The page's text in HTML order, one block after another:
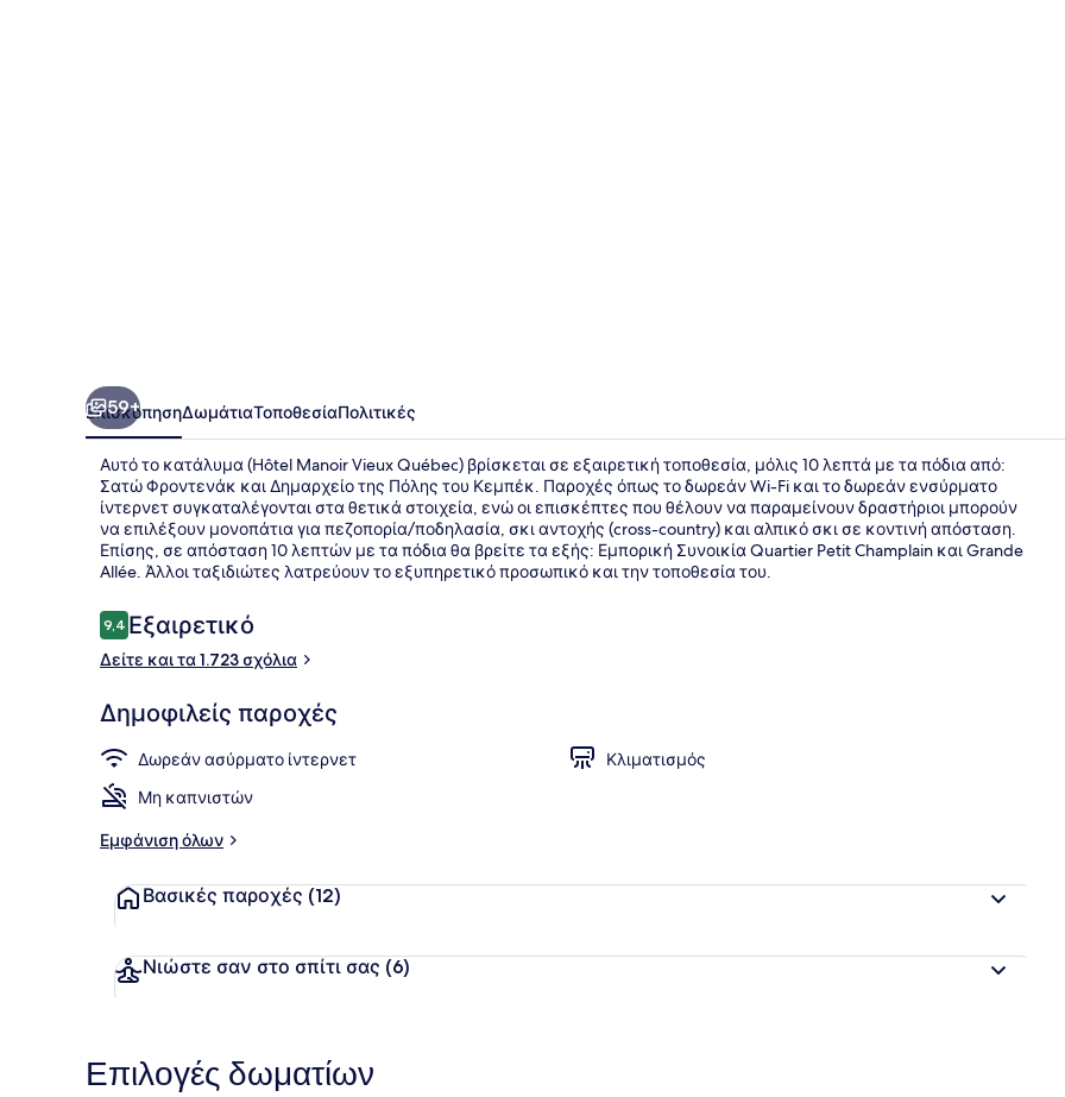
Σπα
59+
ΕπισκόπησηΔωμάτιαΤοποθεσίαΠολιτικές
Αυτό το κατάλυμα (Hôtel Manoir Vieux Québec) βρίσκεται σε εξαιρετική τοποθεσία, μόλις 10 λεπτά με τα πόδια από:
Σατώ Φροντενάκ και Δημαρχείο της Πόλης του Κεμπέκ. Παροχές όπως το δωρεάν Wi-Fi και το δωρεάν ενσύρματο
ίντερνετ συγκαταλέγονται στα θετικά στοιχεία, ενώ οι επισκέπτες που θέλουν να παραμείνουν δραστήριοι μπορούν
να επιλέξουν μονοπάτια για πεζοπορία/ποδηλασία, σκι αντοχής (cross-country) και αλπικό σκι σε κοντινή απόσταση.
Επίσης, σε απόσταση 10 λεπτών με τα πόδια θα βρείτε τα εξής: Εμπορική Συνοικία Quartier Petit Champlain και Grande
Allée. Άλλοι ταξιδιώτες λατρεύουν το εξυπηρετικό προσωπικό και την τοποθεσία του.
Σχόλια
9,49,4 στα 10
Εξαιρετικό
Δείτε και τα 1.723 σχόλια
Δημοφιλείς παροχές
Δωρεάν ασύρματο ίντερνετ
Κλιματισμός
Μη καπνιστών
Εμφάνιση όλων
Βασικές παροχές (12)
Νιώστε σαν στο σπίτι σας (6)
Επιλογές δωματίων